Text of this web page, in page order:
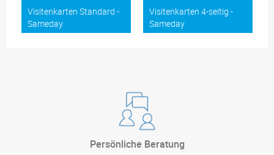
Visitenkarten Standard -
Sameday
Visitenkarten 4-seitig -
Sameday
Persönliche Beratung